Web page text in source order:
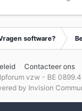
software?
Contacteer ons
vzw - BE
by Invision